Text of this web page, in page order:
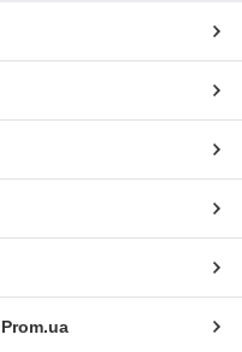
Prom.ua